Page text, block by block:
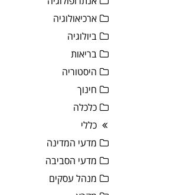
ארכיאולוגיה
ביולוגיה
בריאות
היסטוריה
חינוך
כלכלה
כללי
מדעי המדינה
מדעי הסביבה
מנהל עסקים